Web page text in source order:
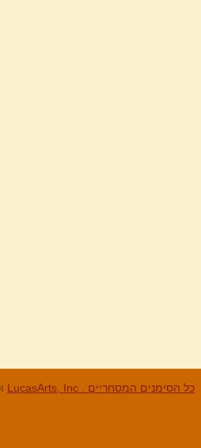
LucasArts, Inc . כל הסימנים המסחריים